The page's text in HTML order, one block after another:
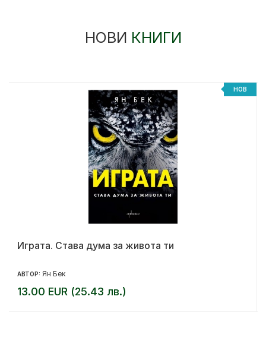
НОВИ КНИГИ
НОВ
Играта. Става дума за живота ти
АВТОР: Ян Бек
13.00 EUR (25.43 лв.)